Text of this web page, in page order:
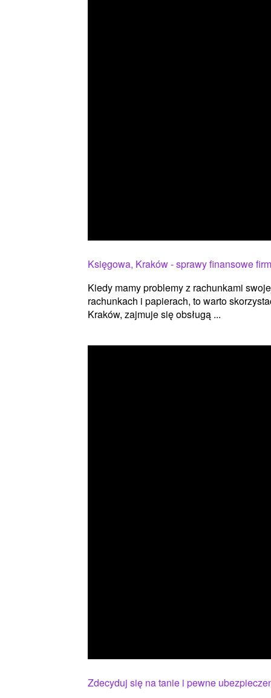
Księgowa, Kraków - sprawy finansowe
Kiedy mamy problemy z rachunkami
rachunkach i papierach, to warto
Kraków, zajmuje się obsługą ...
Zdecyduj się na tanie i pewne